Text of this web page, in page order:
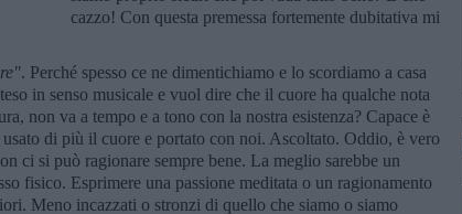
cazzo! Con questa premessa fortemente dubitativa mi
. Perché spesso ce ne dimentichiamo e lo scordiamo a casa
in senso musicale e vuol dire che il cuore ha qualche nota
non va a tempo e a tono con la nostra esistenza? Capace è
di più il cuore e portato con noi. Ascoltato. Oddio, è vero
ci si può ragionare sempre bene. La meglio sarebbe un
fisico. Esprimere una passione meditata o un ragionamento
Meno incazzati o stronzi di quello che siamo o siamo